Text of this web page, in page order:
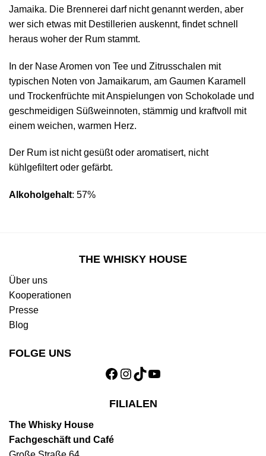
Jamaika. Die Brennerei darf nicht genannt werden, aber
wer sich etwas mit Destillerien auskennt, findet schnell
heraus woher der Rum stammt.
In der Nase Aromen von Tee und Zitrusschalen mit
typischen Noten von Jamaikarum, am Gaumen Karamell
und Trockenfrüchte mit Anspielungen von Schokolade und
geschmeidigen Süßweinnoten, stämmig und kraftvoll mit
einem weichen, warmen Herz.
Der Rum ist nicht gesüßt oder aromatisert, nicht
kühlgefiltert oder gefärbt.
Alkoholgehalt: 57%
THE WHISKY HOUSE
Über uns
Kooperationen
Presse
Blog
FOLGE UNS
Facebook
Instagram
TikTokYouTube
FILIALEN
The Whisky House
Fachgeschäft und Café